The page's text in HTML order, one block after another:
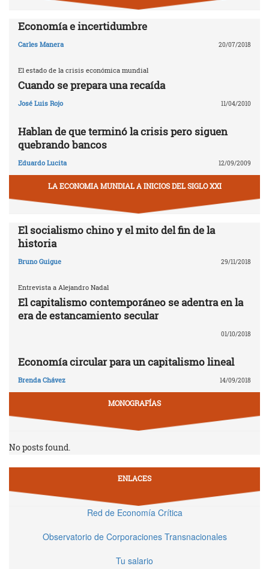
Economía e incertidumbre
Carles Manera 20/07/2018
El estado de la crisis económica mundial
Cuando se prepara una recaída
José Luis Rojo 11/04/2010
Hablan de que terminó la crisis pero siguen
quebrando bancos
Eduardo Lucita 12/09/2009
LA ECONOMIA MUNDIAL A INICIOS DEL SIGLO XXI
El socialismo chino y el mito del fin de la
historia
Bruno Guigue 29/11/2018
Entrevista a Alejandro Nadal
El capitalismo contemporáneo se adentra en la
era de estancamiento secular
01/10/2018
Economía circular para un capitalismo lineal
Brenda Chávez 14/09/2018
MONOGRAFÍAS
No posts found.
ENLACES
Red de Economía Crítica
Observatorio de Corporaciones Transnacionales
Tu salario